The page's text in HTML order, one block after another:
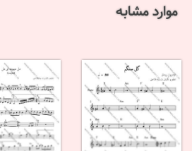
موارد مشابه